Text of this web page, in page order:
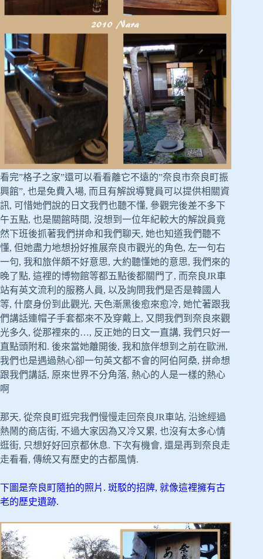
看完”格子之家”還可以看看離它不遠的”奈良市奈良町振
興館”, 也是免費入場, 而且有解說導覽員可以提供相關資
訊, 可惜她們說的日文我們也聽不懂, 參觀完後差不多下
午五點, 也是關館時間, 沒想到一位年紀較大的解說員竟
然下班後抓著我們拼命和我們聊天, 她也知道我們聽不
懂, 但她盡力地想扮好推展奈良市觀光的角色, 左一句右
一句, 我和旅伴頗不好意思, 大約聽懂她的意思, 我們來的
晚了點, 這裡的博物館等都五點後都關門了, 而奈良JR車
站有英文流利的服務人員, 以及詢問我們是否是韓國人
等, 什麼身份到此觀光, 天色漸黑後愈來愈冷, 她忙著跟我
們講話連帽子手套都來不及穿戴上, 又問我們到奈良來觀
光多久, 從那裡來的…, 反正她的日文一直講, 我們只好一
直點頭附和. 後來當她離開後, 我和旅伴想到之前在歐洲,
我們也是遇過熱心卻一句英文都不會的阿伯阿桑, 拼命想
跟我們講話, 原來世界不分角落, 熱心的人是一樣的熱心
啊
那天, 從奈良町逛完我們慢慢走回奈良JR車站, 沿途經過
熱鬧的商店街, 不過大家因為又冷又累, 也沒有太多心情
逛街, 只想好好回京都休息. 下次有機會, 還是再到奈良走
走看看, 傳統又有歷史的古都風情.
下圖是奈良町隨拍的照片. 斑駁的招牌, 就像這裡擁有古
老的歷史遺跡.